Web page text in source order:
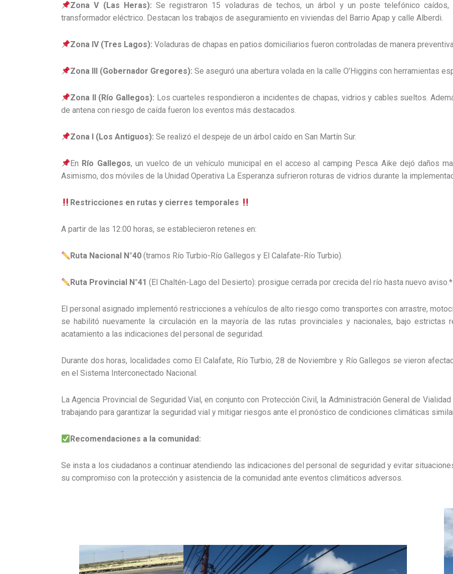
Zona V (Las Heras): Se registraron 15 voladuras de techos, un árbol y un poste telefónico
transformador eléctrico. Destacan los trabajos de aseguramiento en viviendas del Barrio Apap y calle Alberdi.
Zona IV (Tres Lagos):Voladuras de chapas en patios domiciliarios fueron controladas de manera
Zona III (Gobernador Gregores):Se aseguró una abertura volada en la calle O’Higgins con herramientas
Zona II (Río Gallegos): Los cuarteles respondieron a incidentes de chapas, vidrios y cables sueltos.
de antena con riesgo de caída fueron los eventos más destacados.
Zona I (Los Antiguos):Se realizó el despeje de un árbol caído en San Martín Sur.
En Río Gallegos, un vuelco de un vehículo municipal en el acceso al camping Pesca Aike dejó daños
Asimismo, dos móviles de la Unidad Operativa La Esperanza sufrieron roturas de vidrios durante la
Restricciones en rutas y cierres temporales
A partir de las 12:00 horas, se establecieron retenes en:
Ruta Nacional N°40 (tramos Río Turbio-Río Gallegos y El Calafate-Río Turbio).
Ruta Provincial N°41 (El Chaltén-Lago del Desierto): prosigue cerrada por crecida del río hasta nuevo aviso.*
El personal asignado implementó restricciones a vehículos de alto riesgo como transportes con arrastre,
se habilitó nuevamente la circulación en la mayoría de las rutas provinciales y nacionales, bajo estrictas
acatamiento a las indicaciones del personal de seguridad.
Durante dos horas, localidades como El Calafate, Río Turbio, 28 de Noviembre y Río Gallegos se vieron
en el Sistema Interconectado Nacional.
La Agencia Provincial de Seguridad Vial, en conjunto con Protección Civil, la Administración General de
trabajando para garantizar la seguridad vial y mitigar riesgos ante el pronóstico de condiciones climáticas
Recomendaciones a la comunidad:
Se insta a los ciudadanos a continuar atendiendo las indicaciones del personal de seguridad y evitar
su compromiso con la protección y asistencia de la comunidad ante eventos climáticos adversos.